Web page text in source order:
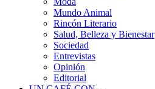
Mundo Animal
Rincón Literario
Salud, Belleza y Bienestar
Sociedad
Entrevistas
Opinión
Editorial